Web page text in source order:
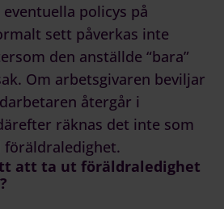
policys på
sett påverkas inte
den anställde “bara”
Om arbetsgivaren beviljar
återgår i
räknas det inte som
föräldraledighet.
att ta ut föräldraledighet